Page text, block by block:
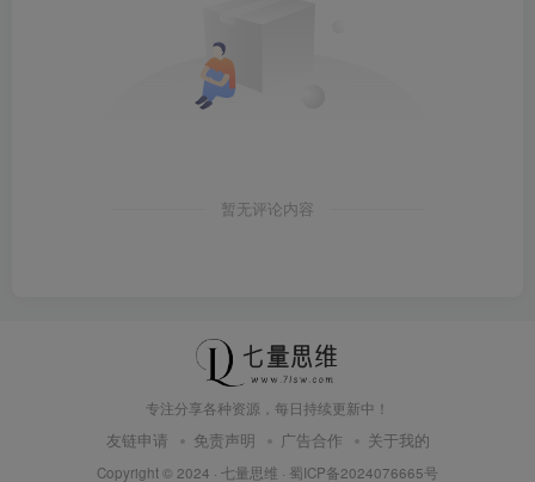
暂无评论内容
专注分享各种资源，每日持续更新中！
友链申请 免责声明 广告合作 关于我的
Copyright © 2024 · 七量思维 · 蜀ICP备2024076665号